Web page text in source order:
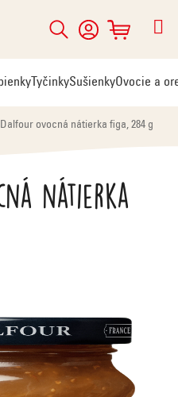
Hľadať
NÁKUPNÝ
KOŠÍK
TyčinkySušienkyOvocie a
ovocná nátierka figa, 284 g
nátierka